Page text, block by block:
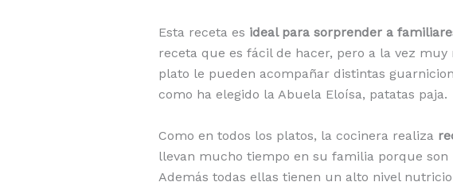
Esta receta es ideal para sorprender a
receta que es fácil de hacer, pero a la vez muy
plato le pueden acompañar distintas
como ha elegido la Abuela Eloísa, patatas paja.
Como en todos los platos, la cocinera realiza
llevan mucho tiempo en su familia porque son
Además todas ellas tienen un alto nivel